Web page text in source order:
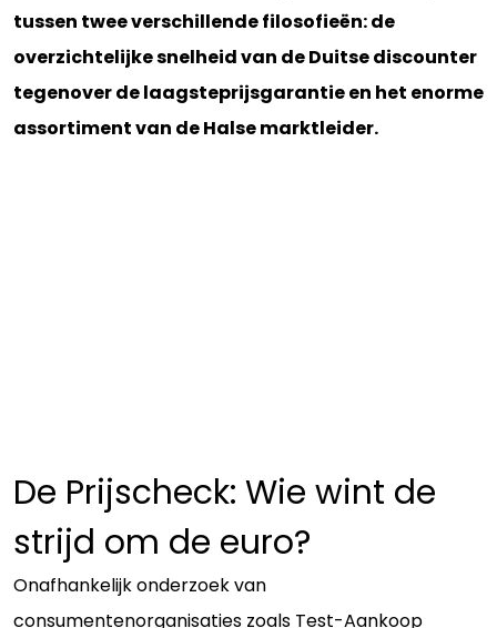
tussen twee verschillende filosofieën: de
overzichtelijke snelheid van de Duitse discounter
tegenover de laagsteprijsgarantie en het enorme
assortiment van de Halse marktleider.
De Prijscheck: Wie wint de
strijd om de euro?
Onafhankelijk onderzoek van
consumentenorganisaties zoals Test-Aankoop